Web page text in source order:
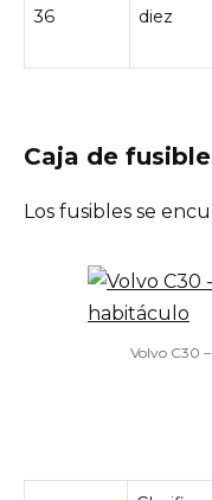
36 diez
Caja de
Los fusibles se
Volvo C30